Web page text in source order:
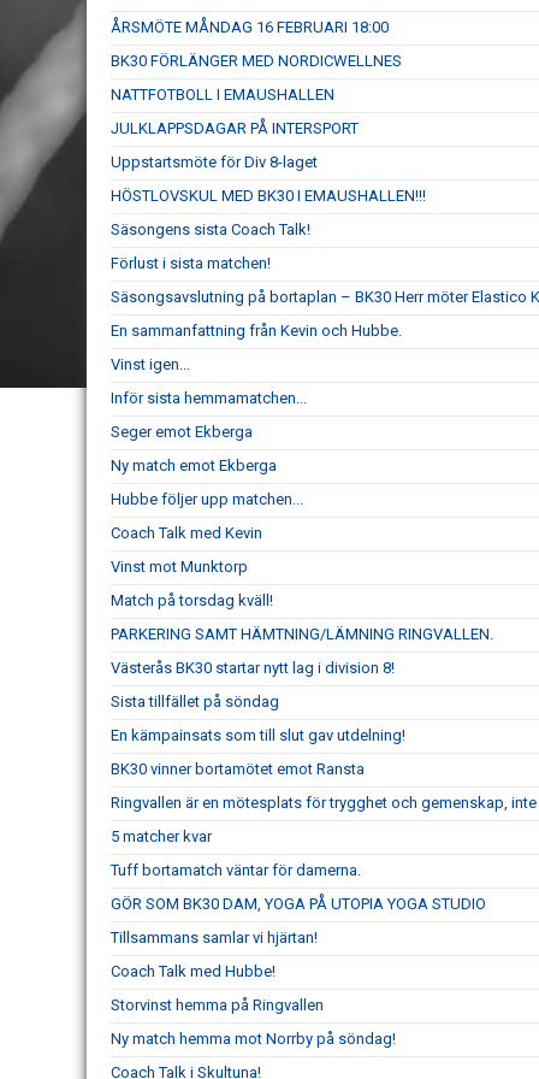
ÅRSMÖTE MÅNDAG 16 FEBRUARI 18:00
BK30 FÖRLÄNGER MED NORDICWELLNES
NATTFOTBOLL I EMAUSHALLEN
JULKLAPPSDAGAR PÅ INTERSPORT
Uppstartsmöte för Div 8-laget
HÖSTLOVSKUL MED BK30 I EMAUSHALLEN!!!
Säsongens sista Coach Talk!
Förlust i sista matchen!
Säsongsavslutning på bortaplan – BK30 Herr möter Elastico
En sammanfattning från Kevin och Hubbe.
Vinst igen...
Inför sista hemmamatchen...
Seger emot Ekberga
Ny match emot Ekberga
Hubbe följer upp matchen...
Coach Talk med Kevin
Vinst mot Munktorp
Match på torsdag kväll!
PARKERING SAMT HÄMTNING/LÄMNING RINGVALLEN.
Västerås BK30 startar nytt lag i division 8!
Sista tillfället på söndag
En kämpainsats som till slut gav utdelning!
BK30 vinner bortamötet emot Ransta
Ringvallen är en mötesplats för trygghet och gemenskap,
5 matcher kvar
Tuff bortamatch väntar för damerna.
GÖR SOM BK30 DAM, YOGA PÅ UTOPIA YOGA STUDIO
Tillsammans samlar vi hjärtan!
Coach Talk med Hubbe!
Storvinst hemma på Ringvallen
Ny match hemma mot Norrby på söndag!
Coach Talk i Skultuna!